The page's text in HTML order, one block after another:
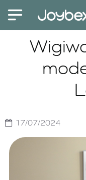
17/07/2024